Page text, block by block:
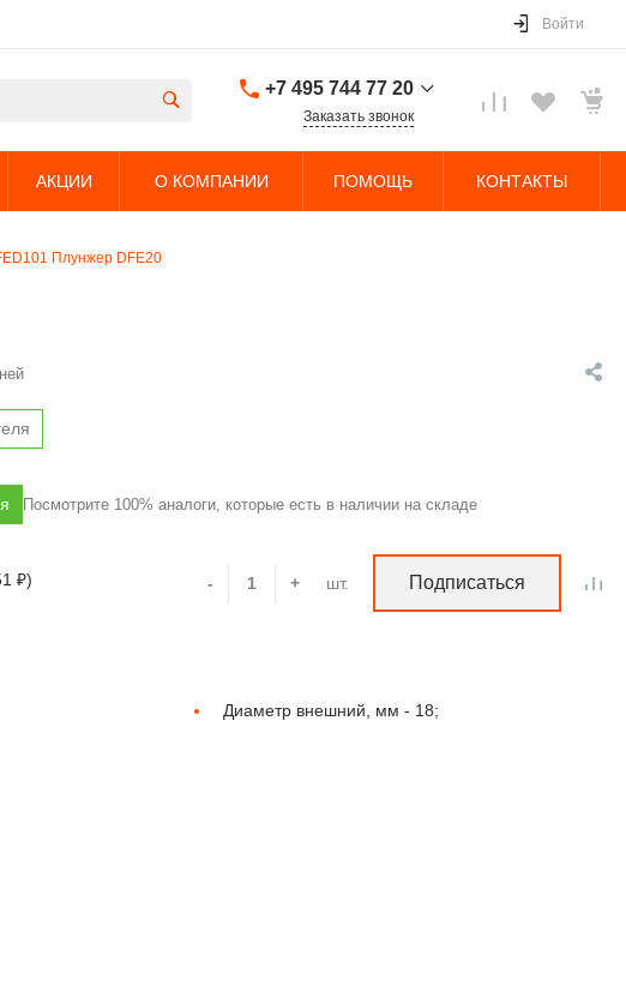
Войти
+7 495 744 77 20
г. Долгопрудный,
Заказать звонок
АКЦИИ О КОМПАНИИ ПОМОЩЬ КОНТАКТЫ
Плунжер DFE20
Посмотрите 100% аналоги, которые есть в наличии на складе
₽) - + шт. Подписаться
Диаметр внешний, мм - 18;